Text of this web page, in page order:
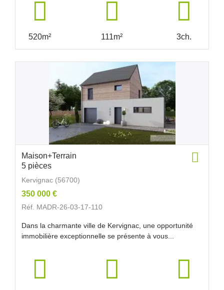
520m² 111m² 3ch.
Maison+Terrain
5 pièces
Kervignac (56700)
350 000 €
Réf. MADR-26-03-17-110
Dans la charmante ville de Kervignac, une opportunité
immobilière exceptionnelle se présente à vous...